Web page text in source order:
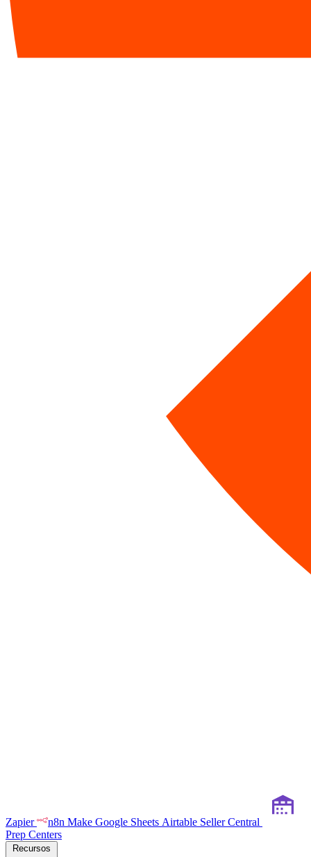
Zapier n8n Make Google Sheets Airtable Seller Central
Prep Centers